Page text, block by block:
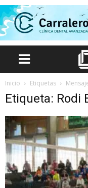
Inicio Etiquetas
Etiqueta: Rodi